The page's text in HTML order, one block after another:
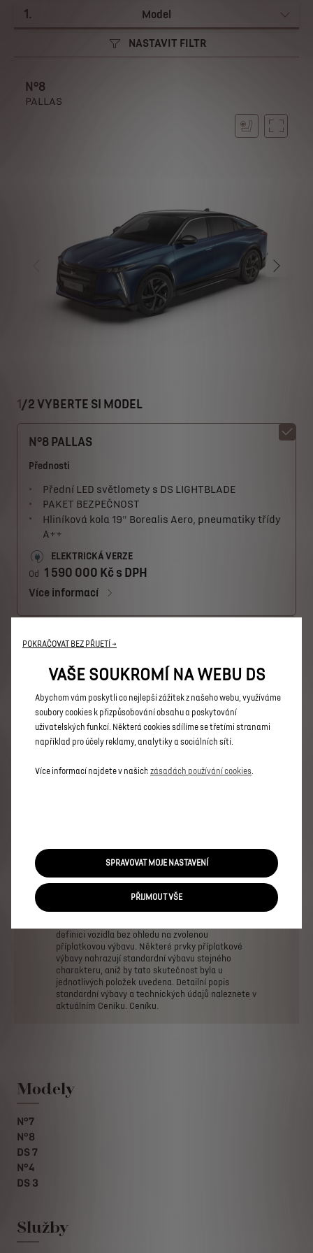
1 . Model
NASTAVIT FILTR
N°8
PALLAS
1 /2 VYBERTE SI MODEL
N°8 PALLAS
Přednosti
Přední LED světlomety s DS LIGHTBLADE
PAKET BEZPEČNOST
Hliníková kola 19" Borealis Aero, pneumatiky třídy
A++
ELEKTRICKÁ VERZE
Od 1 590 000 Kč s DPH
Více informací
DS PIXEL LED VISION
PAKET BEZPEČNOST + DS DRIVE ASSIST 2.0
DS ACTIVE SCAN SUSPENSION
Přední a zadní parkovací asistent, 360° Vision
ELEKTRICKÁ VERZE
Od 1 790 000 Kč s DPH
Použité obrázky jsou pouze ilustrační a nemusí se
skutečností. Ceny, disponibilita
specifikace vozidla se mohou měnit bez
informace o vozidle
stavu platnému ke dni vypracování Konfigurace.
definici vozidla bez ohledu na zvolenou
příplatkovou výbavu. Některé prvky příplatkové
výbavy nahrazují standardní výbavu stejného
charakteru, aniž by tato skutečnost byla u
jednotlivých položek uvedena. Detailní popis
standardní výbavy a technických údajů naleznete v
aktuálním Ceníku. Ceníku.
Modely
N°7
N°8
DS 7
N°4
DS 3
Služby
POKRAČOVAT BEZ PŘIJETÍ →
VAŠE SOUKROMÍ NA WEBU DS
Abychom vám poskytli co nejlepší zážitek z našeho webu, využíváme
soubory cookies k přizpůsobování obsahu a poskytování
uživatelských funkcí. Některá cookies sdílíme se třetími stranami
například pro účely reklamy, analytiky a sociálních sítí.
Více informací najdete v našich zásadách používání cookies
SPRAVOVAT MOJE NASTAVENÍ
PŘIJMOUT VŠE